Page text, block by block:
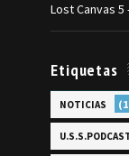
Lost Canvas 5
Etiquetas
NOTICIAS